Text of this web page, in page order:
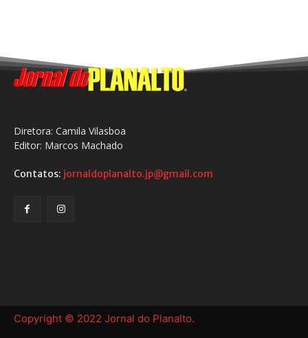
Diretora: Camila Vilasboa
Editor: Marcos Machado
Contatos: jornaldoplanalto.jp@gmail.com
Copyright © 2022 Jornal do Planalto.